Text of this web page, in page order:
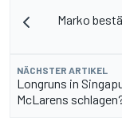
Marko
NÄCHSTER ARTIKEL
Longruns in
McLarens